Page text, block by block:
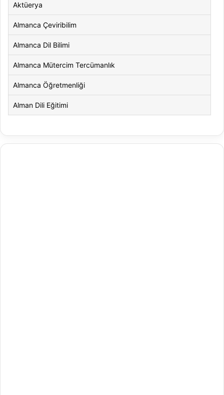
Aktüerya
Almanca Çeviribilim
Almanca Dil Bilimi
Almanca Mütercim Tercümanlık
Almanca Öğretmenliği
Alman Dili Eğitimi
Alman Kültürü ve Edebiyatı